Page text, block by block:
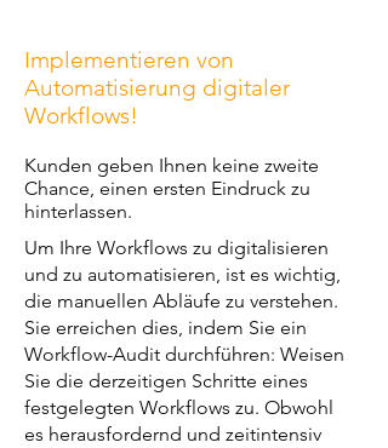
Implementieren von
Automatisierung digitaler
Workflows!
Kunden geben Ihnen keine zweite
Chance, einen ersten Eindruck zu
hinterlassen.
Um Ihre Workflows zu digitalisieren
und zu automatisieren, ist es wichtig,
die manuellen Abläufe zu verstehen.
Sie erreichen dies, indem Sie ein
Workflow-Audit durchführen: Weisen
Sie die derzeitigen Schritte eines
festgelegten Workflows zu. Obwohl
es herausfordernd und zeitintensiv